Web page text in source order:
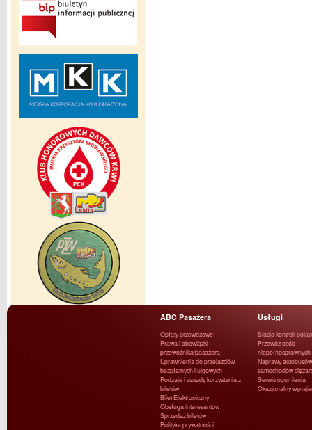
ABC Pasażera
Opłaty przewozowe
Prawa i obowiązki
przewoźnika/pasażera
Uprawnienia do przejazdów
bezpłatnych i ulgowych
Rodzaje i zasady korzystania z
biletów
Bilet Elektroniczny
Obsługa interesantów
Sprzedaż biletów
Polityka prywatności
Usługi
Stacja kontroli
Przewóz osób
niepełnosprawnych
Naprawy
samochodów
Serwis ogumienia
Okazjonalny